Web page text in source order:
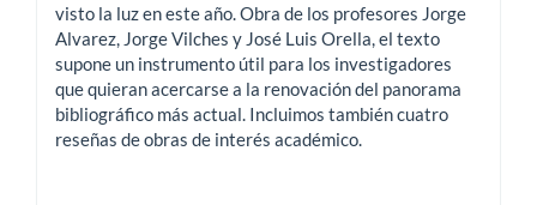
visto la luz en este año. Obra de los profesores Jorge
Alvarez, Jorge Vilches y José Luis Orella, el texto
supone un instrumento útil para los investigadores
que quieran acercarse a la renovación del panorama
bibliográfico más actual. Incluimos también cuatro
reseñas de obras de interés académico.